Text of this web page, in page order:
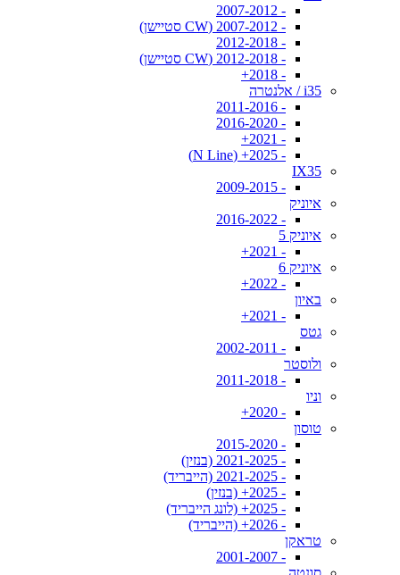
- 2007-2012
- 2007-2012 (CW סטיישן)
- 2012-2018
- 2012-2018 (CW סטיישן)
- 2018+
i35 / אלנטרה
- 2011-2016
- 2016-2020
- 2021+
- 2025+ (N Line)
IX35
- 2009-2015
איוניק
- 2016-2022
איוניק 5
- 2021+
איוניק 6
- 2022+
באיון
- 2021+
גטס
- 2002-2011
ולוסטר
- 2011-2018
וניו
- 2020+
טוסון
- 2015-2020
- 2021-2025 (בנזין)
- 2021-2025 (הייבריד)
- 2025+ (בנזין)
- 2025+ (לונג הייבריד)
- 2026+ (הייבריד)
טראקן
- 2001-2007